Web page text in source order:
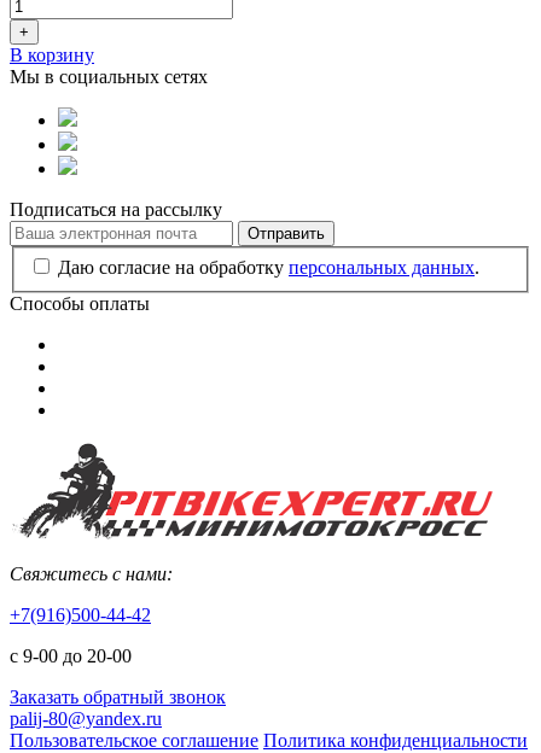
+
В корзину
Мы в социальных сетях
Подписаться на рассылку
Отправить
Даю согласие на обработку персональных данных.
Способы оплаты
Свяжитесь с нами:
+7(916)500-44-42
с 9-00 до 20-00
Заказать обратный звонок
palij-80@yandex.ru
Пользовательское соглашение Политика конфиденциальности